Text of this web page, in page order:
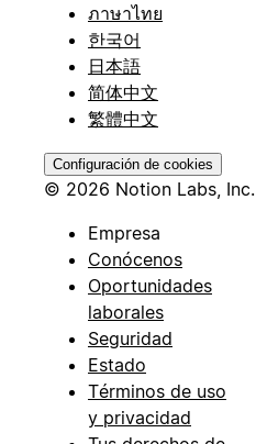
ภาษาไทย
한국어
日本語
简体中文
繁體中文
Configuración de cookies
© 2026 Notion Labs, Inc.
Empresa
Conócenos
Oportunidades
laborales
Seguridad
Estado
Términos de uso
y privacidad